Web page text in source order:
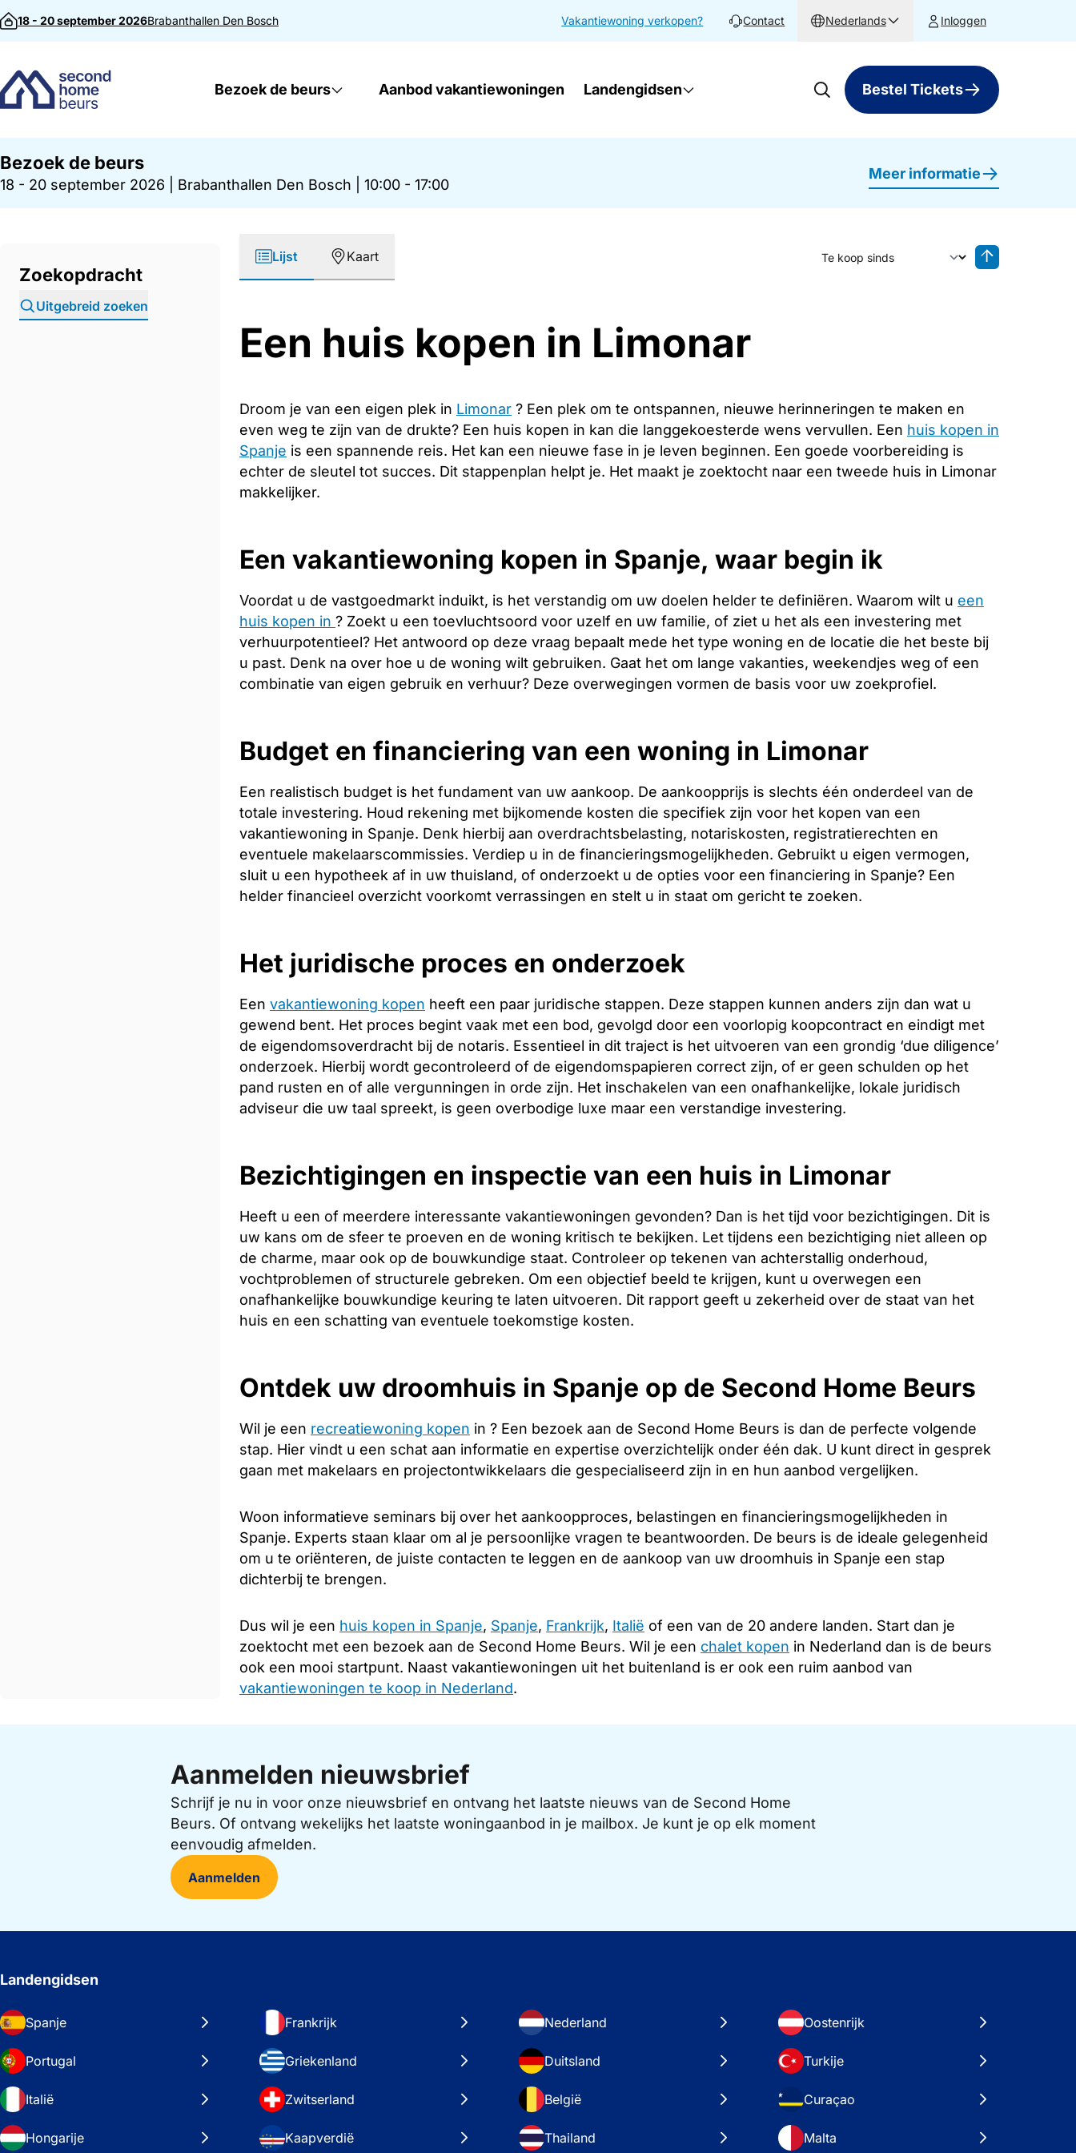
Direct naar inhoud
18 - 20 september 2026Brabanthallen Den Bosch Vakantiewoning verkopen? Contact Nederlands Inloggen
Bezoek de beurs Aanbod vakantiewoningen Landengidsen Bestel Tickets
Bezoek de beurs
18 - 20 september 2026 Brabanthallen Den Bosch 10:00 - 17:00
Meer informatie
Zoekopdracht
Uitgebreid zoeken
Lijst Kaart
Sorteer op
Een huis kopen in Limonar
Droom je van een eigen plek in Limonar ? Een plek om te ontspannen, nieuwe herinneringen te maken en
even weg te zijn van de drukte? Een huis kopen in kan die langgekoesterde wens vervullen. Een huis kopen in
Spanje is een spannende reis. Het kan een nieuwe fase in je leven beginnen. Een goede voorbereiding is
echter de sleutel tot succes. Dit stappenplan helpt je. Het maakt je zoektocht naar een tweede huis in Limonar
makkelijker.
Een vakantiewoning kopen in Spanje, waar begin ik
Voordat u de vastgoedmarkt induikt, is het verstandig om uw doelen helder te definiëren. Waarom wilt u een
huis kopen in ? Zoekt u een toevluchtsoord voor uzelf en uw familie, of ziet u het als een investering met
verhuurpotentieel? Het antwoord op deze vraag bepaalt mede het type woning en de locatie die het beste bij
u past. Denk na over hoe u de woning wilt gebruiken. Gaat het om lange vakanties, weekendjes weg of een
combinatie van eigen gebruik en verhuur? Deze overwegingen vormen de basis voor uw zoekprofiel.
Budget en financiering van een woning in Limonar
Een realistisch budget is het fundament van uw aankoop. De aankoopprijs is slechts één onderdeel van de
totale investering. Houd rekening met bijkomende kosten die specifiek zijn voor het kopen van een
vakantiewoning in Spanje. Denk hierbij aan overdrachtsbelasting, notariskosten, registratierechten en
eventuele makelaarscommissies. Verdiep u in de financieringsmogelijkheden. Gebruikt u eigen vermogen,
sluit u een hypotheek af in uw thuisland, of onderzoekt u de opties voor een financiering in Spanje? Een
helder financieel overzicht voorkomt verrassingen en stelt u in staat om gericht te zoeken.
Het juridische proces en onderzoek
Een vakantiewoning kopen heeft een paar juridische stappen. Deze stappen kunnen anders zijn dan wat u
gewend bent. Het proces begint vaak met een bod, gevolgd door een voorlopig koopcontract en eindigt met
de eigendomsoverdracht bij de notaris. Essentieel in dit traject is het uitvoeren van een grondig ‘due diligence’
onderzoek. Hierbij wordt gecontroleerd of de eigendomspapieren correct zijn, of er geen schulden op het
pand rusten en of alle vergunningen in orde zijn. Het inschakelen van een onafhankelijke, lokale juridisch
adviseur die uw taal spreekt, is geen overbodige luxe maar een verstandige investering.
Bezichtigingen en inspectie van een huis in Limonar
Heeft u een of meerdere interessante vakantiewoningen gevonden? Dan is het tijd voor bezichtigingen. Dit is
uw kans om de sfeer te proeven en de woning kritisch te bekijken. Let tijdens een bezichtiging niet alleen op
de charme, maar ook op de bouwkundige staat. Controleer op tekenen van achterstallig onderhoud,
vochtproblemen of structurele gebreken. Om een objectief beeld te krijgen, kunt u overwegen een
onafhankelijke bouwkundige keuring te laten uitvoeren. Dit rapport geeft u zekerheid over de staat van het
huis en een schatting van eventuele toekomstige kosten.
Ontdek uw droomhuis in Spanje op de Second Home Beurs
Wil je een recreatiewoning kopen in ? Een bezoek aan de Second Home Beurs is dan de perfecte volgende
stap. Hier vindt u een schat aan informatie en expertise overzichtelijk onder één dak. U kunt direct in gesprek
gaan met makelaars en projectontwikkelaars die gespecialiseerd zijn in en hun aanbod vergelijken.
Woon informatieve seminars bij over het aankoopproces, belastingen en financieringsmogelijkheden in
Spanje. Experts staan klaar om al je persoonlijke vragen te beantwoorden. De beurs is de ideale gelegenheid
om u te oriënteren, de juiste contacten te leggen en de aankoop van uw droomhuis in Spanje een stap
dichterbij te brengen.
Dus wil je een huis kopen in Spanje, Spanje, Frankrijk, Italië of een van de 20 andere landen. Start dan je
zoektocht met een bezoek aan de Second Home Beurs. Wil je een chalet kopen in Nederland dan is de beurs
ook een mooi startpunt. Naast vakantiewoningen uit het buitenland is er ook een ruim aanbod van
vakantiewoningen te koop in Nederland.
Aanmelden nieuwsbrief
Schrijf je nu in voor onze nieuwsbrief en ontvang het laatste nieuws van de Second Home
Beurs. Of ontvang wekelijks het laatste woningaanbod in je mailbox. Je kunt je op elk moment
eenvoudig afmelden.
Aanmelden
Landengidsen
Spanje Frankrijk Nederland Oostenrijk
Portugal Griekenland Duitsland Turkije
Italië Zwitserland België Curaçao
Hongarije Kaapverdië Thailand Malta